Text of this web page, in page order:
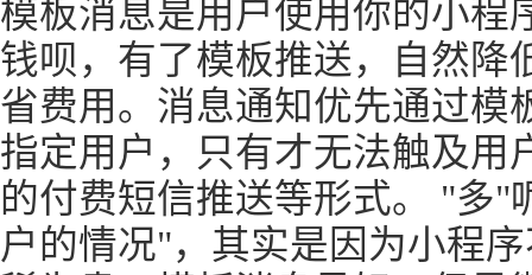
模板消息是用户使用你的小程
钱呗，有了模板推送，自然降
省费用。消息通知优先通过模
指定用户，只有才无法触及用
的付费短信推送等形式。 "多"
户的情况"，其实是因为小程